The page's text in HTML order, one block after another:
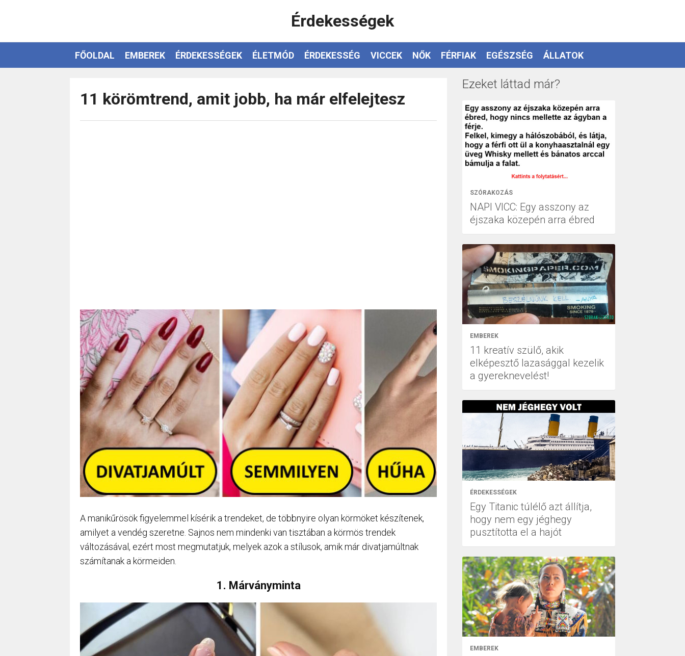
Érdekességek
FŐOLDAL EMBEREK ÉRDEKESSÉGEK ÉLETMÓD ÉRDEKESSÉG VICCEK NŐK FÉRFIAK EGÉSZSÉG ÁLLATOK
11 körömtrend, amit jobb, ha már elfelejtesz
A manikűrösök figyelemmel kísérik a trendeket, de többnyire olyan körmöket készítenek,
amilyet a vendég szeretne. Sajnos nem mindenki van tisztában a körmös trendek
változásával, ezért most megmutatjuk, melyek azok a stílusok, amik már divatjamúltnak
számítanak a körmeiden.
1. Márványminta
Ezeket láttad már?
SZÓRAKOZÁS
NAPI VICC: Egy asszony az
éjszaka közepén arra ébred
EMBEREK
11 kreatív szülő, akik
elképesztő lazasággal kezelik
a gyereknevelést!
ÉRDEKESSÉGEK
Egy Titanic túlélő azt állítja,
hogy nem egy jéghegy
pusztította el a hajót
EMBEREK